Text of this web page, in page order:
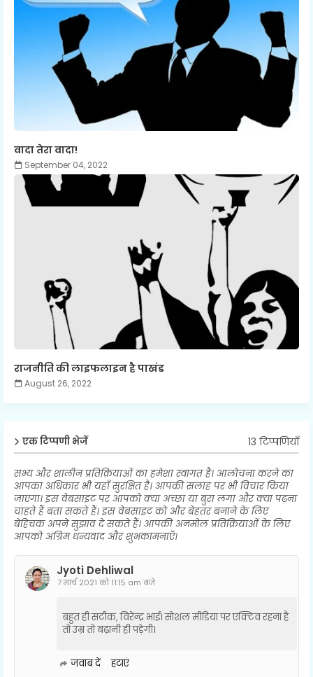
वादा तेरा वादा!
September 04, 2022
राजनीति की लाइफलाइन है पाखंड
August 26, 2022
एक टिप्पणी भेजें 13 टिप्पणियाँ
सभ्य और शालीन प्रतिक्रियाओं का हमेशा स्वागत है। आलोचना करने का
आपका अधिकार भी यहाँ सुरक्षित है। आपकी सलाह पर भी विचार किया
जाएगा। इस वेबसाइट पर आपको क्या अच्छा या बुरा लगा और क्या पढ़ना
चाहते हैं बता सकते हैं। इस वेबसाइट को और बेहतर बनाने के लिए
बेहिचक अपने सुझाव दे सकते हैं। आपकी अनमोल प्रतिक्रियाओं के लिए
आपको अग्रिम धन्यवाद और शुभकामनाएँ।
Jyoti Dehliwal
7 मार्च 2021 को 11:15 am बजे
बहुत ही सटीक, विरेन्द्र भाई। सोशल मीडिया पर एक्टिव रहना है
तो उम्र तो बढ़ानी ही पड़ेगी।
जवाब दें हटाएं